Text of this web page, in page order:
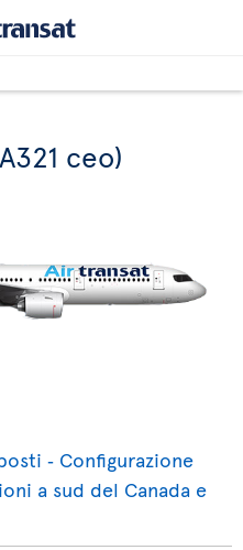
ceo)
‐ Configurazione
a sud del Canada e